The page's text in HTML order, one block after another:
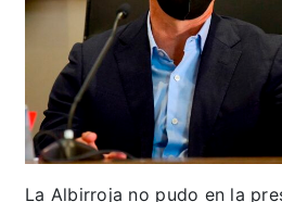
La Albirroja no pudo en la